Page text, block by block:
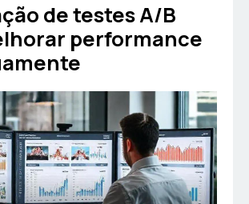
de testes A/B
performance